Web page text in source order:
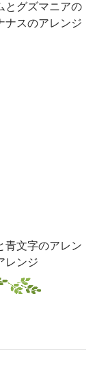
グズマニアの
スのアレンジ
文字のアレン
レンジ